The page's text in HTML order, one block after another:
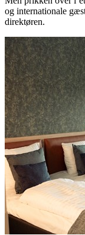
og internationale
direktøren.